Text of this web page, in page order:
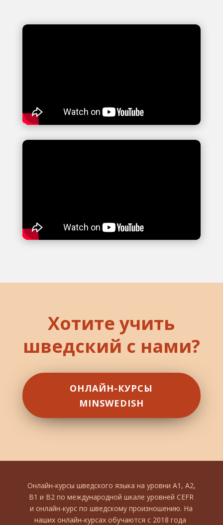
Хотите учить
шведский с нами?
ОНЛАЙН-КУРСЫ
MINSWEDISH
Онлайн-курсы шведского языка на уровни А1, А2,
В1 и В2 по международной шкале уровней CEFR
и онлайн-курс по шведскому произношению. На
наших онлайн-курсах обучаются с 2018 года